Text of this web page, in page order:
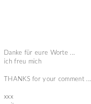
Danke für eure Worte ...
ich freu mich
THANKS for your comment ...
xxx